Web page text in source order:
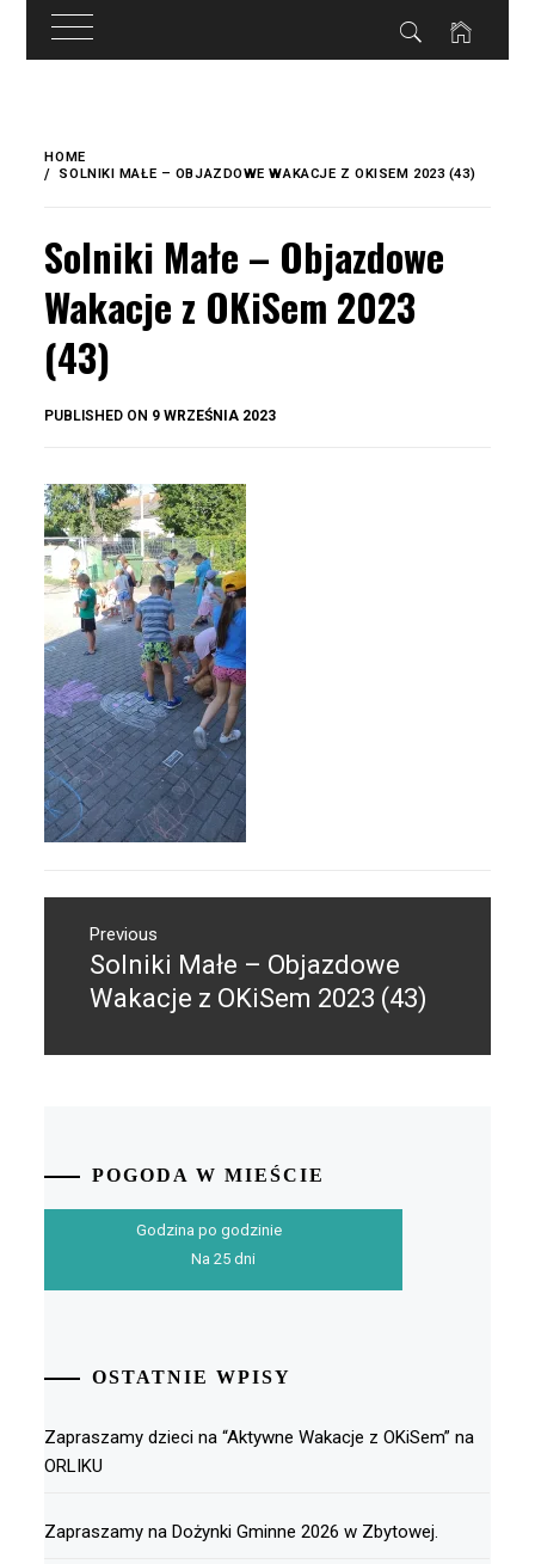
treści
content
HOME
SOLNIKI MAŁE – OBJAZDOWE WAKACJE Z OKISEM 2023 (43)
Solniki Małe – Objazdowe
Wakacje z OKiSem 2023
(43)
PUBLISHED ON 9 WRZEŚNIA 2023
wpisuPrevious
Previous
post:
Solniki Małe – Objazdowe
Wakacje z OKiSem 2023 (43)
POGODA W MIEŚCIE
Godzina po godzinie
Na 25 dni
OSTATNIE WPISY
Zapraszamy dzieci na “Aktywne Wakacje z OKiSem” na
ORLIKU
Zapraszamy na Dożynki Gminne 2026 w Zbytowej.